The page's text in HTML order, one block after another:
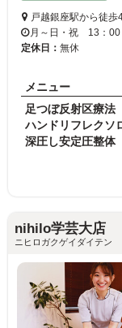
戸越銀座駅から徒
月～日・祝 13：00
定休日： 無休
メニュー
足つぼ反射区療
ハンドリフレク
深圧し安定圧整
nihilo学芸大店
ニヒロガクゲイダイテン